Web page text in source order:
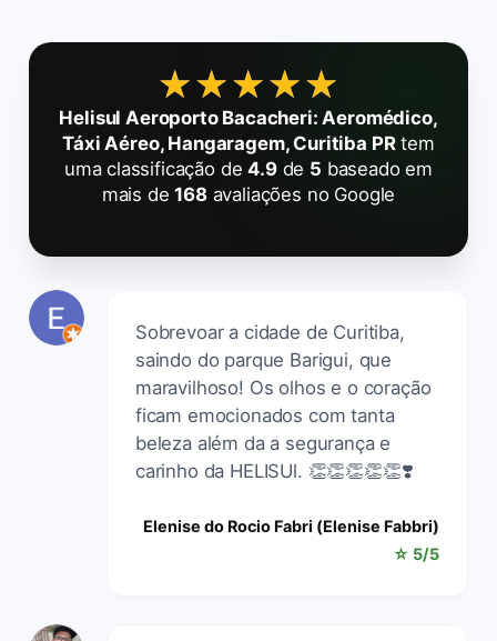
★★★★★
★★★★★
Helisul Aeroporto Bacacheri: Aeromédico,
Táxi Aéreo, Hangaragem, Curitiba PRtem
uma classificação de4.9de 5 baseado em
mais de168avaliações no Google
Sobrevoar a cidade de Curitiba,
saindo do parque Barigui, que
maravilhoso! Os olhos e o coração
ficam emocionados com tanta
beleza além da a segurança e
carinho da HELISUl. 👏👏👏👏👏❣️
Elenise do Rocio Fabri (Elenise Fabbri)
☆ 5/5